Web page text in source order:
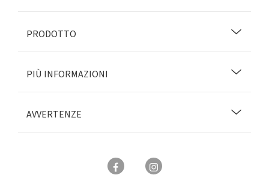
PRODOTTO
PIÙ INFORMAZIONI
AVVERTENZE